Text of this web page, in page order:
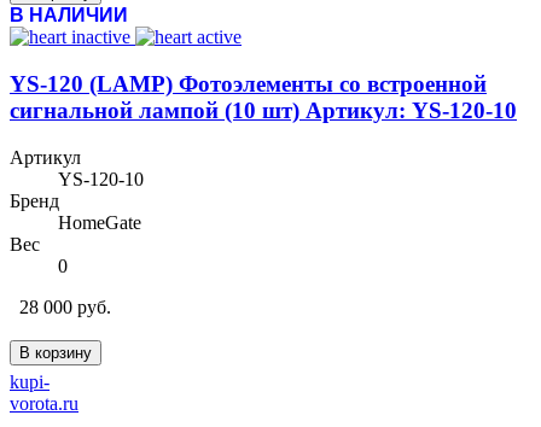
В НАЛИЧИИ
YS-120 (LAMP) Фотоэлементы со встроенной
сигнальной лампой (10 шт) Артикул: YS-120-10
Артикул
YS-120-10
Бренд
HomeGate
Вес
0
28 000 руб.
В корзину
kupi-
vorota.ru